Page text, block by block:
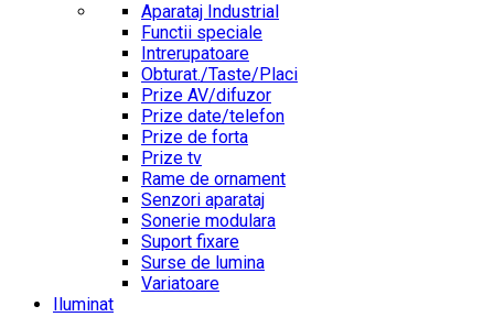
Aparataj Industrial
Functii speciale
Intrerupatoare
Obturat./Taste/Placi
Prize AV/difuzor
Prize date/telefon
Prize de forta
Prize tv
Rame de ornament
Senzori aparataj
Sonerie modulara
Suport fixare
Surse de lumina
Variatoare
Iluminat